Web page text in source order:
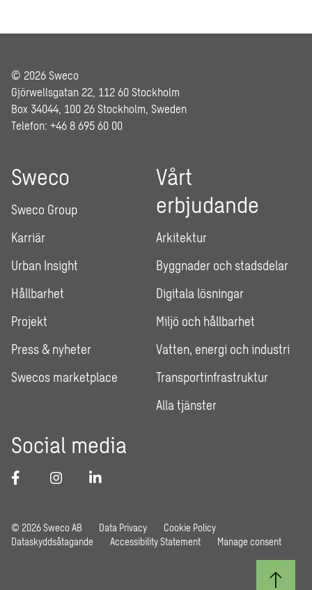
© 2026 Sweco
Gjörwellsgatan 22, 112 60 Stockholm
Box 34044, 100 26 Stockholm, Sweden
Telefon: +46 8 695 60 00
Sweco
Sweco Group
Karriär
Urban Insight
Hållbarhet
Projekt
Press & nyheter
Swecos marketplace
Vårt
erbjudande
Arkitektur
Byggnader och stadsdelar
Digitala lösningar
Miljö och hållbarhet
Vatten, energi och industri
Transportinfrastruktur
Alla tjänster
Social media
© 2026 Sweco AB Data Privacy
Cookie Policy
Dataskyddsåtagande
Accessibility Statement Manage consent